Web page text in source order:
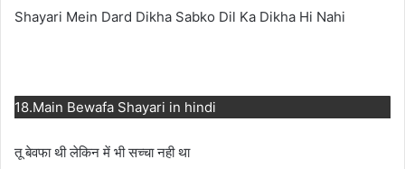
Shayari Mein Dard Dikha Sabko Dil Ka Dikha Hi Nahi
18.Main Bewafa Shayari in hindi
तू बेवफा थी लेकिन में भी सच्चा नही था